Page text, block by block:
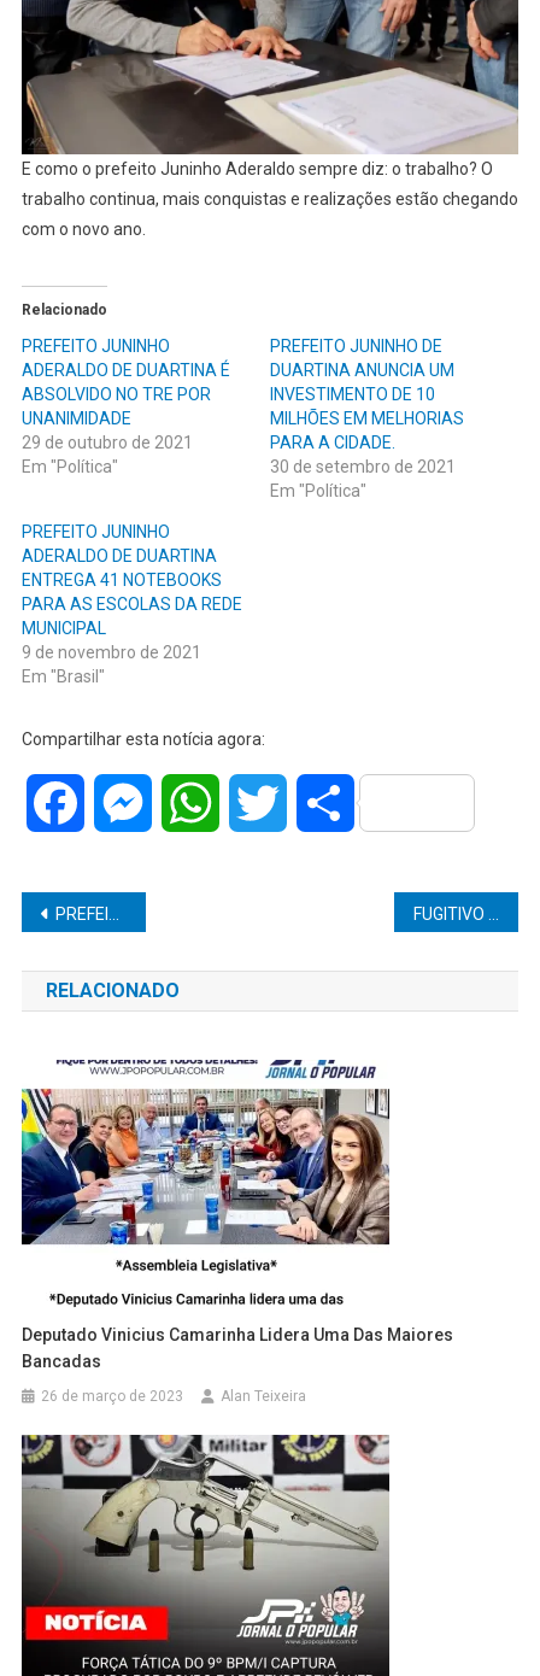
E como o prefeito Juninho Aderaldo sempre diz: o trabalho? O
trabalho continua, mais conquistas e realizações estão chegando
com o novo ano.
Relacionado
PREFEITO JUNINHO
ADERALDO DE DUARTINA É
ABSOLVIDO NO TRE POR
UNANIMIDADE
29 de outubro de 2021
Em "Política"
PREFEITO JUNINHO DE
DUARTINA ANUNCIA UM
INVESTIMENTO DE 10
MILHÕES EM MELHORIAS
PARA A CIDADE.
30 de setembro de 2021
Em "Política"
PREFEITO JUNINHO
ADERALDO DE DUARTINA
ENTREGA 41 NOTEBOOKS
PARA AS ESCOLAS DA REDE
MUNICIPAL
9 de novembro de 2021
Em "Brasil"
Compartilhar esta notícia agora:
Facebook MessengerWhatsAppTwitter Share
Navegação
de
Post
PREFEITO TONINHO MAIA, DE GETULINA, REABRE UTAC, ANUNCIA VAGAS DE EMPREGO E PROMOVE 1o PASSEIO CICLÍSTICO DA CIDADE
RELACIONADO
Deputado Vinicius Camarinha Lidera Uma Das Maiores
Bancadas
26 de março de 2023 Alan Teixeira